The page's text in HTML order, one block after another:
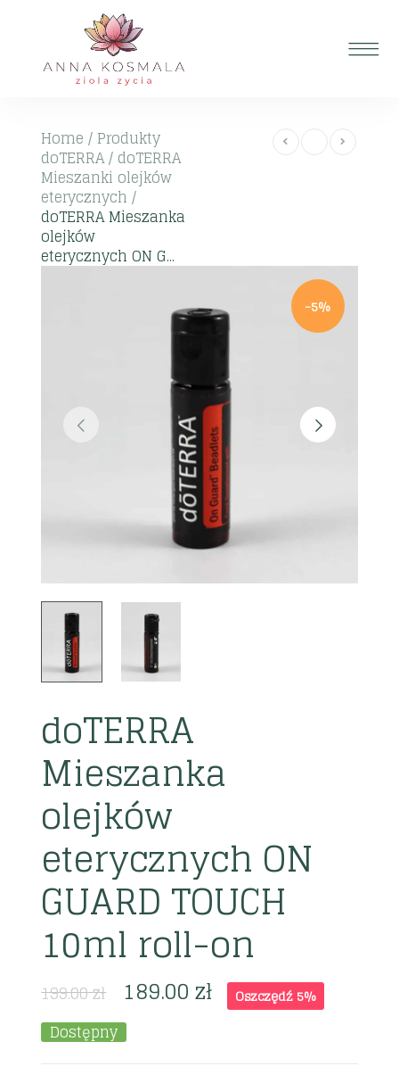
Home / Produkty
doTERRA/ doTERRA
Mieszanki olejków
eterycznych /
doTERRA Mieszanka
olejków
eterycznych ON G...
-5%
doTERRA
Mieszanka
olejków
eterycznych ON
GUARD TOUCH
10ml roll-on
199.00zł 189.00zł Oszczędź 5%
Dostępny